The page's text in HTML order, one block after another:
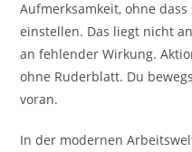
Aufmerksamkeit, ohne
einstellen. Das liegt nicht
an fehlender Wirkung.
ohne Ruderblatt. Du
voran.
In der modernen